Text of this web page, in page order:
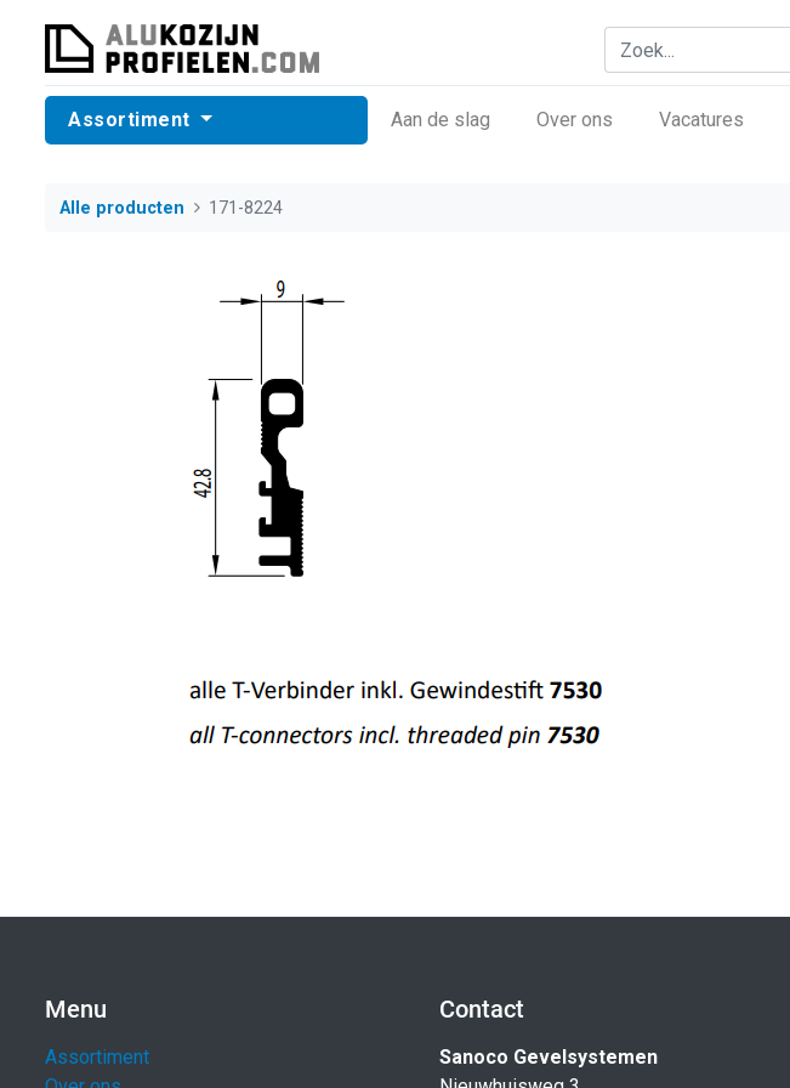
Assortiment ​Aan de slag Over ons Vacatures
Alle producten 171-8224
Menu
Assortiment
Contact
Sanoco Gevelsystemen